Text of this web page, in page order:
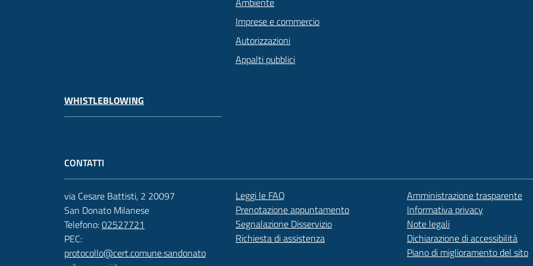
Imprese e commercio
Autorizzazioni
Appalti pubblici
WHISTLEBLOWING
CONTATTI
via Cesare Battisti, 2 20097
San Donato Milanese
Telefono:02527721
PEC:
protocollo@cert.comune.sandonato
Leggi le FAQ
Prenotazione appuntamento
Segnalazione Disservizio
Richiesta di assistenza
Amministrazione trasparente
Informativa privacy
Note legali
Dichiarazione di accessibilità
Piano di miglioramento del sito